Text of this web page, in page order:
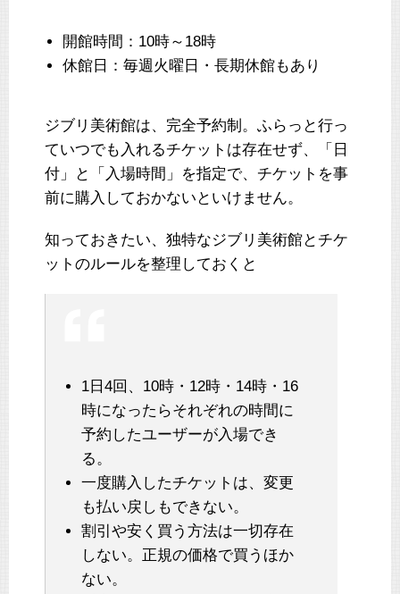
開館時間：10時～18時
休館日：毎週火曜日・長期休館もあり
ジブリ美術館は、完全予約制。ふらっと行っ
ていつでも入れるチケットは存在せず、「日
付」と「入場時間」を指定で、チケットを事
前に購入しておかないといけません。
知っておきたい、独特なジブリ美術館とチケ
ットのルールを整理しておくと
1日4回、10時・12時・14時・16
時になったらそれぞれの時間に
予約したユーザーが入場でき
る。
一度購入したチケットは、変更
も払い戻しもできない。
割引や安く買う方法は一切存在
しない。正規の価格で買うほか
ない。